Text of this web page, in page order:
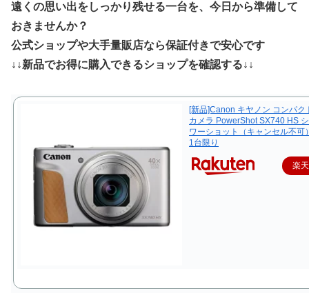
遠くの思い出をしっかり残せる一台を、今日から準備して
おきませんか？
公式ショップや大手量販店なら保証付きで安心です
↓↓新品でお得に購入できるショップを確認する↓↓
[新品]Canon キヤノン コンパク
カメラ PowerShot SX740 HS
ワーショット（キャンセル不可
1台限り
楽